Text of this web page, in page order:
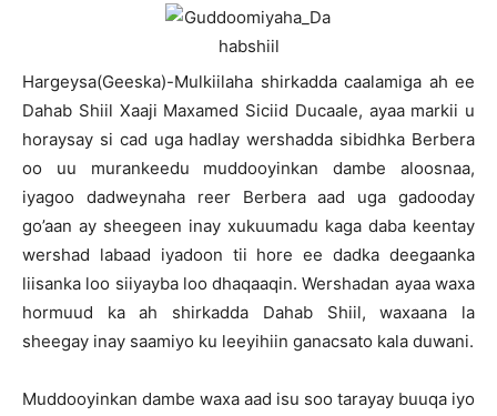
Hargeysa(Geeska)-Mulkiilaha shirkadda caalamiga ah ee
Dahab Shiil Xaaji Maxamed Siciid Ducaale, ayaa markii u
horaysay si cad uga hadlay wershadda sibidhka Berbera
oo uu murankeedu muddooyinkan dambe aloosnaa,
iyagoo dadweynaha reer Berbera aad uga gadooday
go’aan ay sheegeen inay xukuumadu kaga daba keentay
wershad labaad iyadoon tii hore ee dadka deegaanka
liisanka loo siiyayba loo dhaqaaqin. Wershadan ayaa waxa
hormuud ka ah shirkadda Dahab Shiil, waxaana la
sheegay inay saamiyo ku leeyihiin ganacsato kala duwani.
Muddooyinkan dambe waxa aad isu soo tarayay buuqa iyo